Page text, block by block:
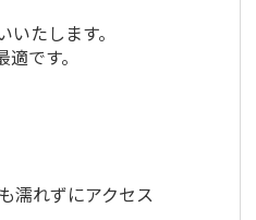
たします。
です。
濡れずにアクセス